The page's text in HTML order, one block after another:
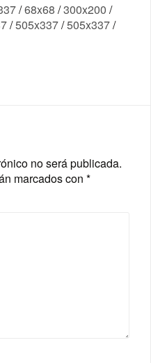
/68x68 /300x200 /
/505x337/505x337/
no será publicada.
marcados con *